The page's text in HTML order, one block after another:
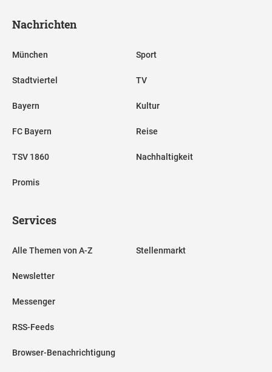
Nachrichten
München
Stadtviertel
Bayern
FC Bayern
TSV 1860
Promis
Sport
TV
Kultur
Reise
Nachhaltigkeit
Services
Alle Themen von A-Z
Newsletter
Messenger
RSS-Feeds
Browser-Benachrichtigung
Stellenmarkt